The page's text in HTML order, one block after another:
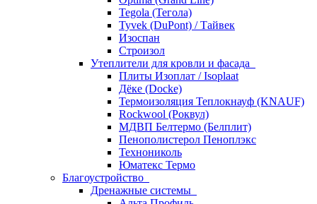
Tegola (Тегола)
Tyvek (DuPont) / Тайвек
Изоспан
Строизол
Утеплители для кровли и фасада
Плиты Изоплат / Isoplaat
Дёке (Docke)
Термоизоляция Теплокнауф (KNAUF)
Rockwool (Роквул)
МДВП Белтермо (Белплит)
Пенополистерол Пеноплэкс
Технониколь
Юматекс Термо
Благоустройство
Дренажные системы